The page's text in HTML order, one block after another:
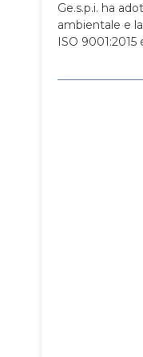
Ge.s.p.i. ha
ambientale e
ISO 9001:2015